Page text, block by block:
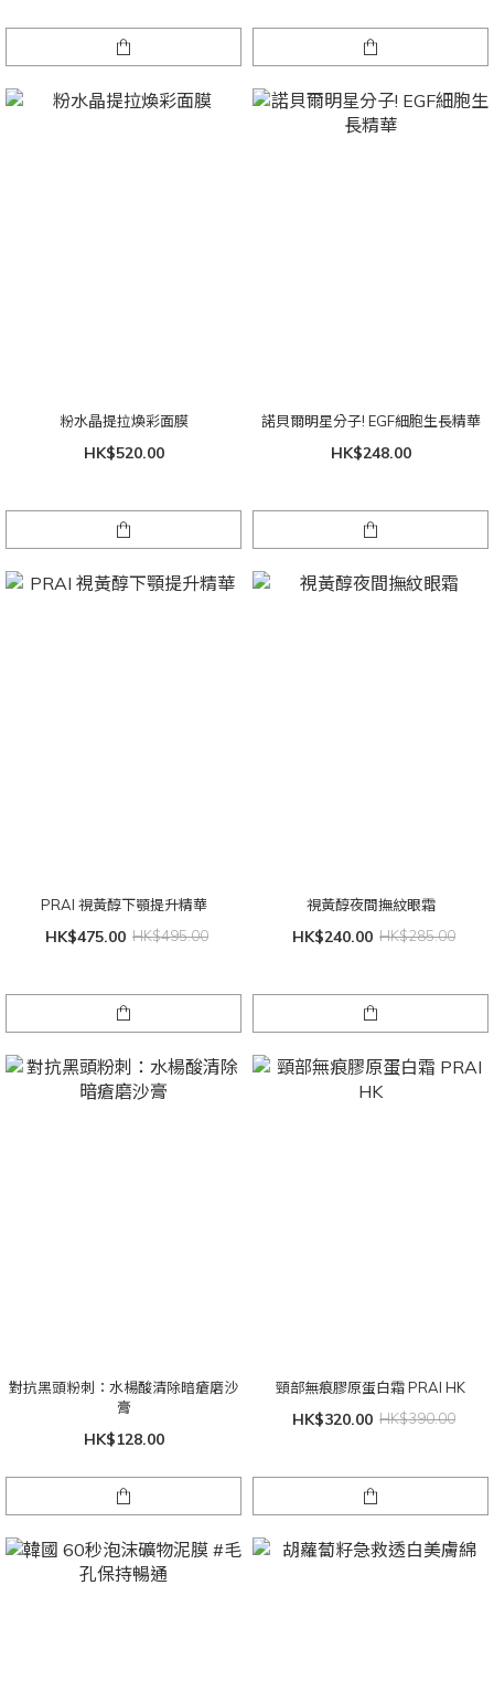
粉水晶提拉煥彩面膜
HK$520.00
諾貝爾明星分子! EGF細胞生長精華
HK$248.00
PRAI 視黃醇下顎提升精華
HK$475.00 HK$495.00
視黃醇夜間撫紋眼霜
HK$240.00 HK$285.00
對抗黑頭粉刺：水楊酸清除暗瘡磨沙
膏
HK$128.00
頸部無痕膠原蛋白霜 PRAI HK
HK$320.00 HK$390.00